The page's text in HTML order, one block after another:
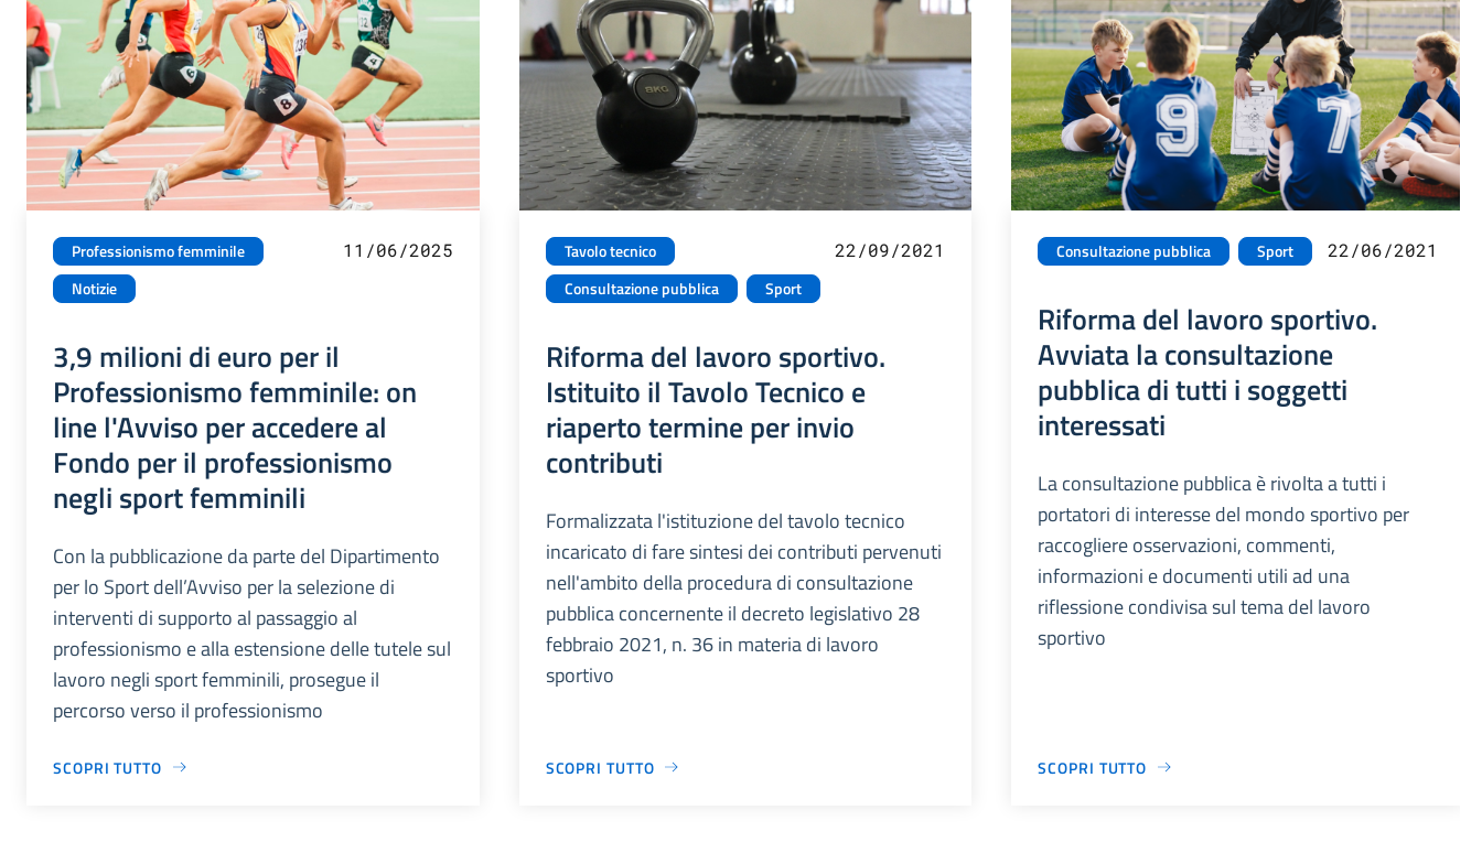
Professionismo femminile
Notizie
11/06/2025
3,9 milioni di euro per il
Professionismo femminile: on
line l'Avviso per accedere al
Fondo per il professionismo
negli sport femminili
Con la pubblicazione da parte del Dipartimento
per lo Sport dell’Avviso per la selezione di
interventi di supporto al passaggio al
professionismo e alla estensione delle tutele sul
lavoro negli sport femminili, prosegue il
percorso verso il professionismo
SCOPRI TUTTO
Tavolo tecnico
Consultazione pubblica
Sport
22/09/2021
Riforma del lavoro sportivo.
Istituito il Tavolo Tecnico e
riaperto termine per invio
contributi
Formalizzata l'istituzione del tavolo tecnico
incaricato di fare sintesi dei contributi pervenuti
nell'ambito della procedura di consultazione
pubblica concernente il decreto legislativo 28
febbraio 2021, n. 36 in materia di lavoro
sportivo
SCOPRI TUTTO
Consultazione pubblica Sport 22/06/2021
Riforma del lavoro sportivo.
Avviata la consultazione
pubblica di tutti i soggetti
interessati
La consultazione pubblica è rivolta a tutti i
portatori di interesse del mondo sportivo per
raccogliere osservazioni, commenti,
informazioni e documenti utili ad una
riflessione condivisa sul tema del lavoro
sportivo
SCOPRI TUTTO